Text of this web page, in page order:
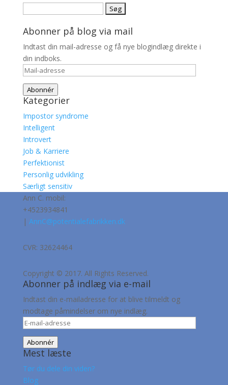
Abonner på blog via mail
Indtast din mail-adresse og få nye blogindlæg direkte i
din indboks.
Mail-
adresse
Abonnér
Kategorier
Impostor syndrome
Intelligent
Introvert
Job & Karriere
Perfektionist
Personlig udvikling
Særligt sensitiv
Ann C. mobil:
+4523934841
| AnnC@potentialefabrikken.dk
CVR: 32624464
Copyright © 2017. All Rights Reserved.
Abonner på indlæg via e-mail
Indtast din e-mailadresse for at blive tilmeldt og
modtage påmindelser om nye indlæg.
E-
mail-
adresse
Abonnér
Mest læste
Tør du dele din viden?
Blog